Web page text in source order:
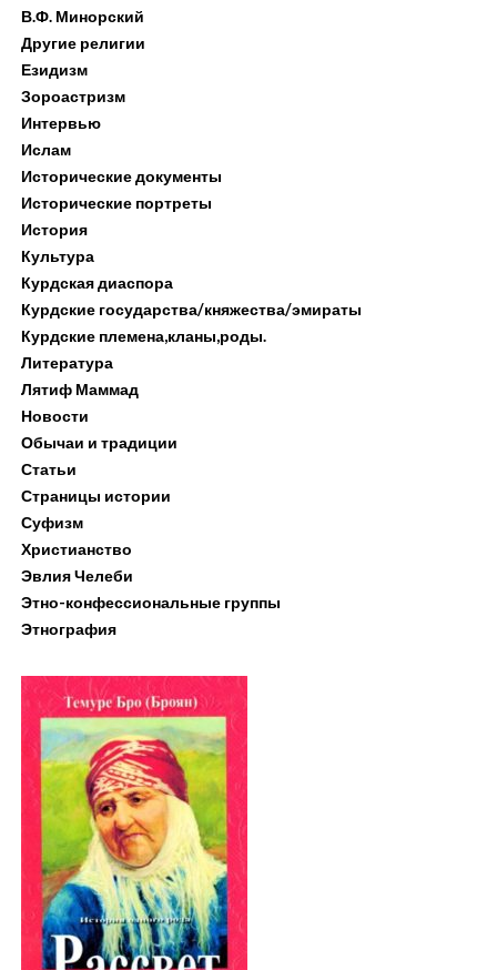
В.Ф. Минорский
Другие религии
Езидизм
Зороастризм
Интервью
Ислам
Исторические документы
Исторические портреты
История
Культура
Курдская диаспора
Курдские государства/княжества/эмираты
Курдские племена,кланы,роды.
Литература
Лятиф Маммад
Новости
Обычаи и традиции
Статьи
Страницы истории
Суфизм
Христианство
Эвлия Челеби
Этно-конфессиональные группы
Этнография